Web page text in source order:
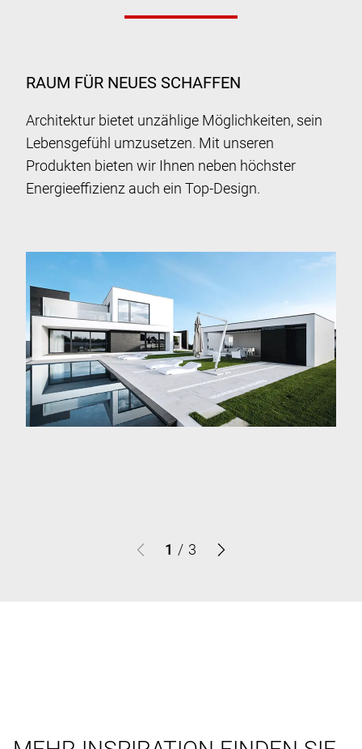
RAUM FÜR NEUES SCHAFFEN
Architektur bietet unzählige Möglichkeiten, sein
Lebensgefühl umzusetzen. Mit unseren
Produkten bieten wir Ihnen neben höchster
Energieeffizienz auch ein Top-Design.
1 / 3